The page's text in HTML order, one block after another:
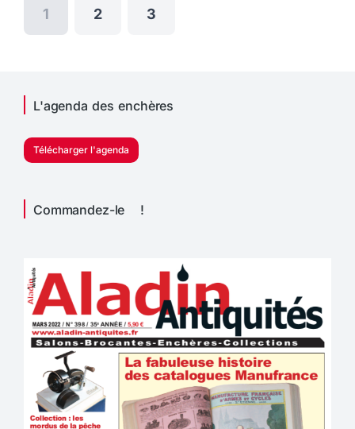
1 2 3
L'agenda des enchères
Télécharger l'agenda
Commandez-le !